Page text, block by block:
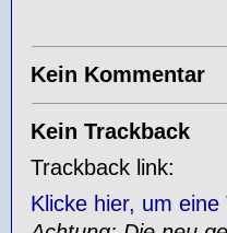
Kein Kommentar
Kein Trackback
Trackback link:
Klicke hier, um